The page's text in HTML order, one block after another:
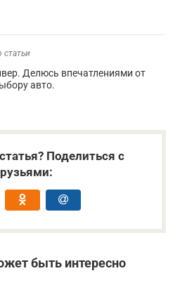
статьи
Делюсь впечатлениями от
авто.
Поделиться с
быть интересно